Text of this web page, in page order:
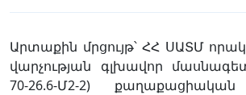
Արտաքին մրցույթ՝ ՀՀ ՍԱՏՄ
վարչության գլխավոր
70-26.6-Մ2-2) քաղաքացիական